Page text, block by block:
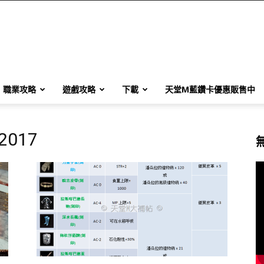
職業攻略 遊戲攻略 下載 天堂M藍鑽卡優惠販售中